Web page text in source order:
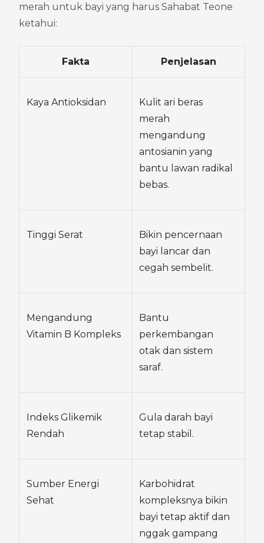
merah untuk bayi yang harus Sahabat Teone
ketahui:
Fakta Penjelasan
Kaya Antioksidan
Kulit ari beras
merah
mengandung
antosianin yang
bantu lawan radikal
bebas.
Tinggi Serat
Bikin pencernaan
bayi lancar dan
cegah sembelit.
Mengandung
Vitamin B Kompleks
Bantu
perkembangan
otak dan sistem
saraf.
Indeks Glikemik
Rendah
Gula darah bayi
tetap stabil.
Sumber Energi
Sehat
Karbohidrat
kompleksnya bikin
bayi tetap aktif dan
nggak gampang